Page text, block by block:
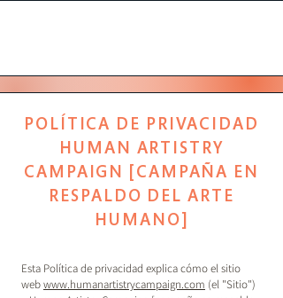
POLÍTICA DE PRIVACIDAD
HUMAN ARTISTRY
CAMPAIGN [CAMPAÑA EN
RESPALDO DEL ARTE
HUMANO]
Esta Política de privacidad explica cómo el sitio
webwww.humanartistrycampaign.com (el "Sitio")